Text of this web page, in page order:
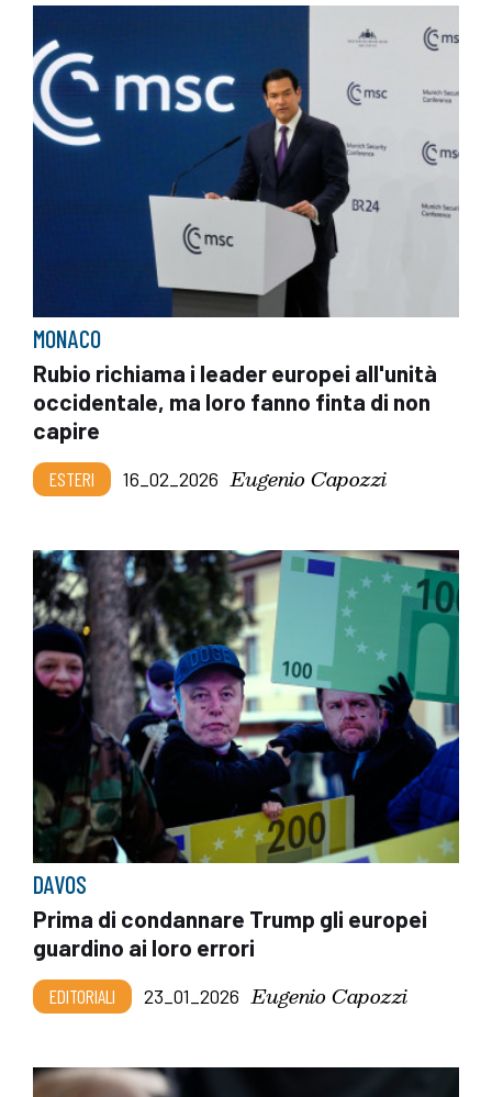
MONACO
Rubio richiama i leader europei all'unità
occidentale, ma loro fanno finta di non
capire
ESTERI 16_02_2026 Eugenio Capozzi
DAVOS
Prima di condannare Trump gli europei
guardino ai loro errori
EDITORIALI 23_01_2026 Eugenio Capozzi